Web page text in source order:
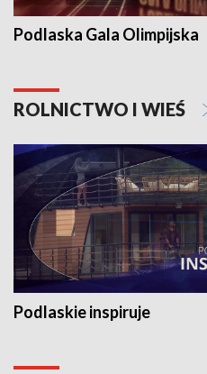
Podlaska Gala Olimpijska
ROLNICTWO I WIEŚ
Podlaskie inspiruje